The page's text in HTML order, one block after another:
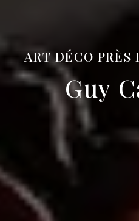
ART DÉCO PRÈS
Guy